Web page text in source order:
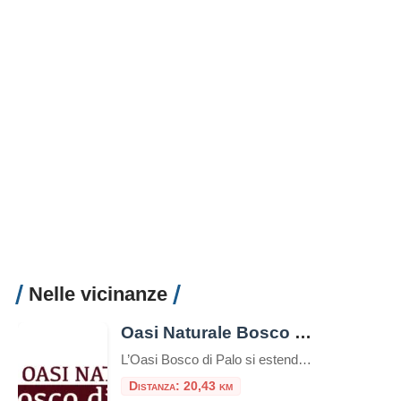
Nelle vicinanze
Oasi Naturale Bosco di Palo
L’Oasi Bosco di Palo si estende per circa 120 ettari nel comune di Ladispoli, in provincia di Roma, a pochi passi dal Mar Tirreno. È un raro esempio di bosco planiziale costiero che conserva ancora le caratteristiche originarie della vegetazione mediterranea, oggi quasi del tutto scomparsa lungo le coste italiane. Storia e tutela Fondata nel […]
Distanza: 20,43 km